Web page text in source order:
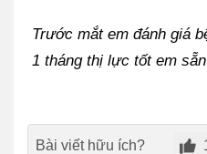
Trước mắt em đánh giá
1 tháng thị lực tốt em
Bài viết hữu ích?